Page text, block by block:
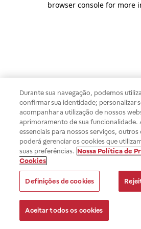
browser console for more
Durante sua navegação, podemos
confirmar sua identidade; personalizar
acompanhar a utilização de nossos
aprimoramento de sua funcionalidade.
essenciais para nossos serviços, outros
poderá gerenciar os cookies que
suas preferências. Nossa Política de
Cookies
Definições de cookies
Aceitar todos os cookies